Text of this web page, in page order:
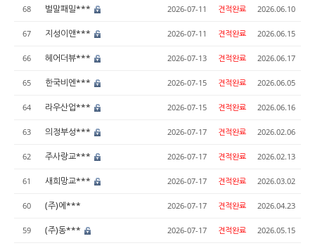
68 벌말패밀*** 2026-07-11 견적완료 2026.06.10
67 지성이앤*** 2026-07-11 견적완료 2026.06.15
66 헤어더뷰*** 2026-07-13 견적완료 2026.06.17
65 한국비엔*** 2026-07-15 견적완료 2026.06.05
64 라우산업*** 2026-07-15 견적완료 2026.06.16
63 의정부성*** 2026-07-17 견적완료 2026.02.06
62 주사랑교*** 2026-07-17 견적완료 2026.02.13
61 새희망교*** 2026-07-17 견적완료 2026.03.02
60 (주)에*** 2026-07-17 견적완료 2026.04.23
59 (주)동*** 2026-07-17 견적완료 2026.05.15